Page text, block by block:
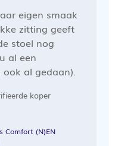
eigen smaak
zitting geeft
stoel nog
al een
al gedaan).
koper
Comfort (N)EN